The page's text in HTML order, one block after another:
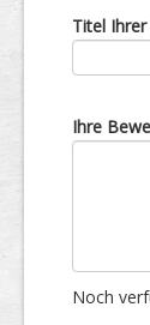
Titel
Ihre
Noch